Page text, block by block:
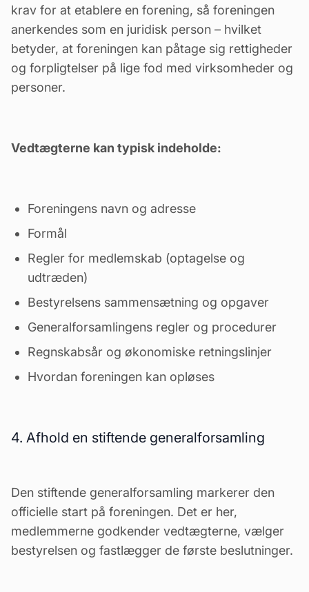
krav for at etablere en forening, så foreningen
anerkendes som en juridisk person – hvilket
betyder, at foreningen kan påtage sig rettigheder
og forpligtelser på lige fod med virksomheder og
personer.
Vedtægterne kan typisk indeholde:
Foreningens navn og adresse
Formål
Regler for medlemskab (optagelse og
udtræden)
Bestyrelsens sammensætning og opgaver
Generalforsamlingens regler og procedurer
Regnskabsår og økonomiske retningslinjer
Hvordan foreningen kan opløses
4. Afhold en stiftende generalforsamling
Den stiftende generalforsamling markerer den
officielle start på foreningen. Det er her,
medlemmerne godkender vedtægterne, vælger
bestyrelsen og fastlægger de første beslutninger.